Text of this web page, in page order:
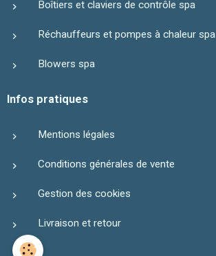
Boîtiers et claviers de contrôle spa
Réchauffeurs et pompes à chaleur spa
Blowers spa
Infos pratiques
Mentions légales
Conditions générales de vente
Gestion des cookies
Livraison et retour